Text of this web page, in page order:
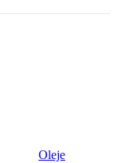
Oleje